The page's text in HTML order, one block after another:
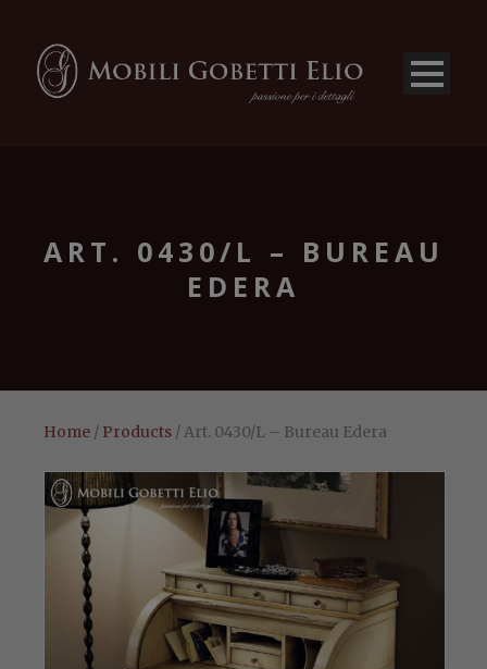
ART. 0430/L – BUREAU
EDERA
Home / Products / Art. 0430/L – Bureau Edera